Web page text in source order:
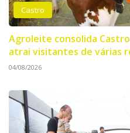
Castro
Agroleite consolida
atrai visitantes de várias
04/08/2026